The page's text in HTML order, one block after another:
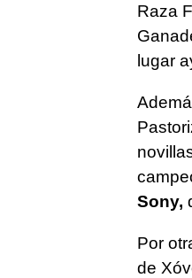
Raza
lugar
Sony,
Por
de